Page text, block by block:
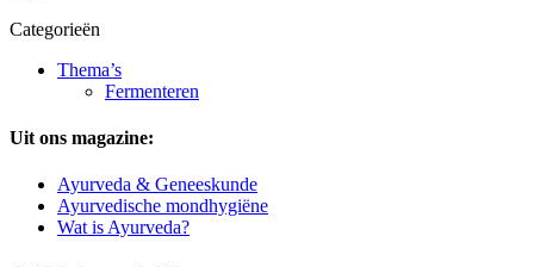
Categorieën
Thema’s
Fermenteren
Uit ons magazine:
Ayurveda & Geneeskunde
Ayurvedische mondhygiëne
Wat is Ayurveda?